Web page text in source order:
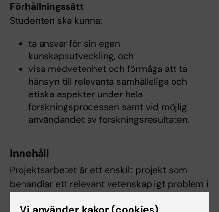
Förhållningssätt
Studenten ska kunna:
ta ansvar för sin egen
kunskapsutveckling, och
visa medvetenhet och förmåga att ta
hänsyn till relevanta samhälleliga och
etiska aspekter under hela
forskningsprocessen samt vid möjlig
användandet av forskningsresultaten.
Innehåll
Projektsarbetet är ett enskilt projekt som
behandlar ett relevant vetenskapligt problem i